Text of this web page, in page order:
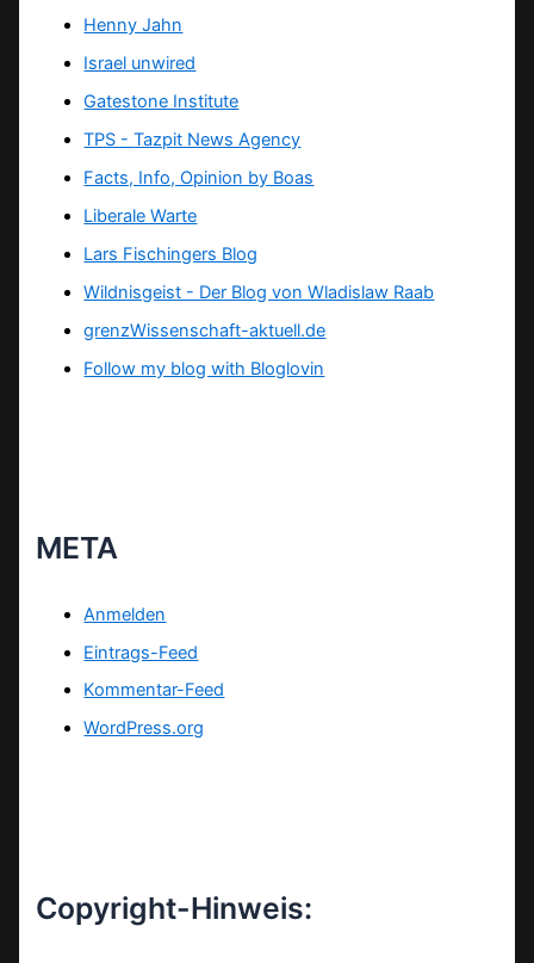
Henny Jahn
Israel unwired
Gatestone Institute
TPS -Tazpit News Agency
Facts, Info, Opinion by Boas
Liberale Warte
Lars Fischingers Blog
Wildnisgeist - Der Blog von Wladislaw Raab
grenzWissenschaft-aktuell.de
Follow my blog with Bloglovin
META
Anmelden
Eintrags-Feed
Kommentar-Feed
WordPress.org
Copyright-Hinweis: